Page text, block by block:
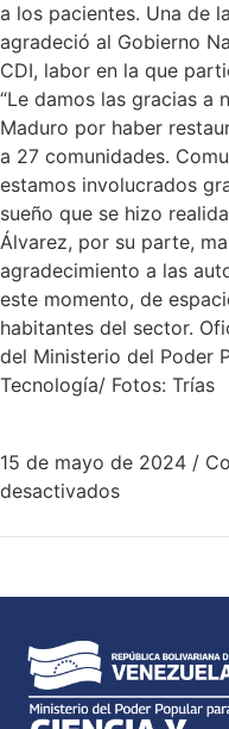
a los pacientes. Una de
agradeció al Gobierno
CDI, labor en la que
“Le damos las gracias a
Maduro por haber
a 27 comunidades.
estamos involucrados
sueño que se hizo
Álvarez, por su parte,
agradecimiento a las
este momento, de
habitantes del sector.
del Ministerio del Poder
Tecnología/ Fotos: Trías
15 de mayo de 2024 /
desactivados